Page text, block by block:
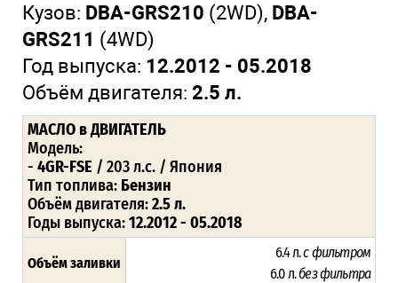
Кузов: DBA-GRS210 (2WD), DBA-
GRS211 (4WD)
Год выпуска: 12.2012 - 05.2018
Объём двигателя: 2.5 л.
МАСЛО в ДВИГАТЕЛЬ
Модель:
- 4GR-FSE / 203 л.с. / Япония
Тип топлива: Бензин
Объём двигателя:2.5 л.
Годы выпуска:12.2012 - 05.2018
Объём заливки
6.4 л.с фильтром
6.0 л.без фильтра